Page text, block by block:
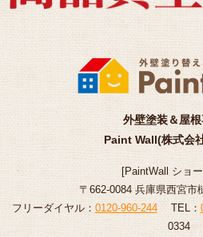
外壁塗装＆屋
Paint Wall(株式会
[PaintWall ショ
〒662-0084 兵庫県西宮市
フリーダイヤル： 0120-960-244TEL：
0334